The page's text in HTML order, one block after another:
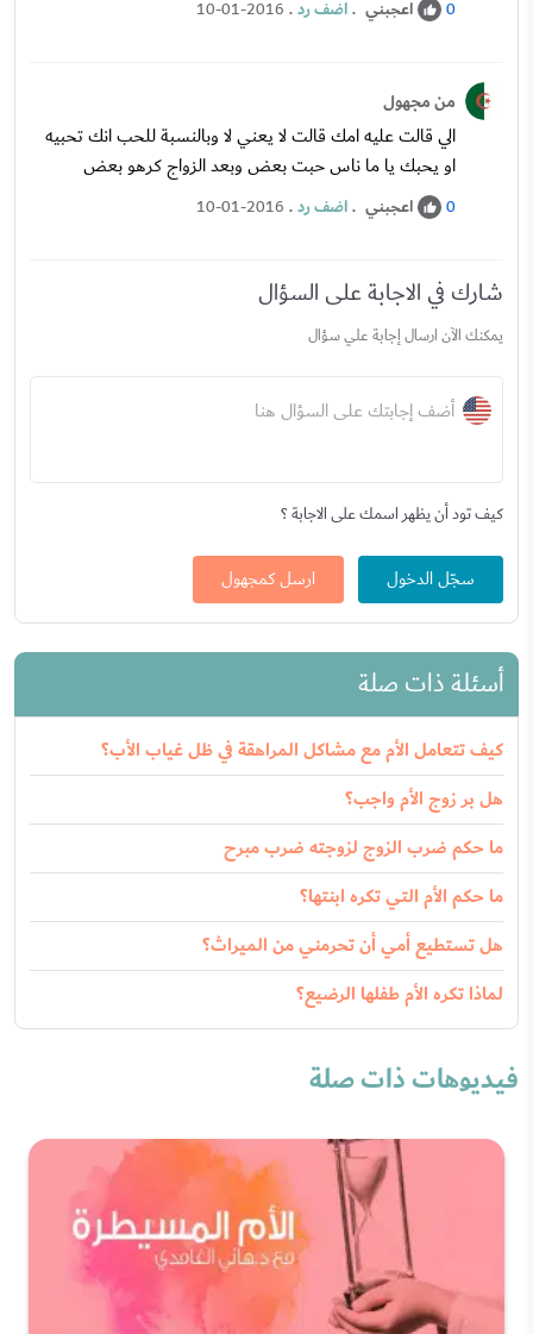
0 اعجبني .اضف رد.
10-01-2016
من مجهول
الي قالت عليه امك قالت لا يعني لا وبالنسبة للحب انك تحبيه
او يحبك يا ما ناس حبت بعض وبعد الزواج كرهو بعض
0 اعجبني .اضف رد.
10-01-2016
شارك في الاجابة على السؤال
يمكنك الآن ارسال إجابة علي سؤال
أضف إجابتك على السؤال هنا
كيف تود أن يظهر اسمك على الاجابة ؟
سجّل الدخول ارسل كمجهول
أسئلة ذات صلة
كيف تتعامل الأم مع مشاكل المراهقة في ظل غياب الأب؟
هل بر زوج الأم واجب؟
ما حكم ضرب الزوج لزوجته ضرب مبرح
ما حكم الأم التي تكره ابنتها؟
هل تستطيع أمي أن تحرمني من الميراث؟
لماذا تكره الأم طفلها الرضيع؟
فيديوهات ذات صلة